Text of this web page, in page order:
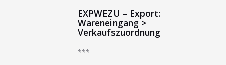
EXPWEZU – Export:
Wareneingang >
Verkaufszuordnung
***